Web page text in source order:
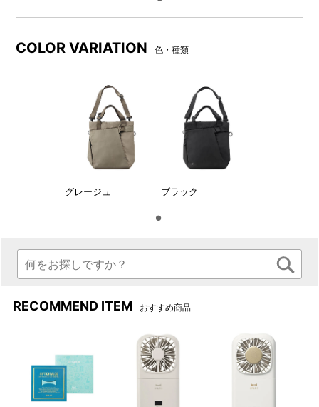
COLOR VARIATION 色・種類
グレージュ ブラック
RECOMMEND ITEM おすすめ商品